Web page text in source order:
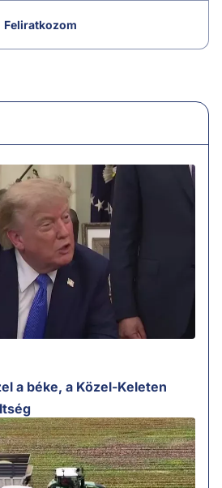
Feliratkozom
a béke, a Közel-Keleten